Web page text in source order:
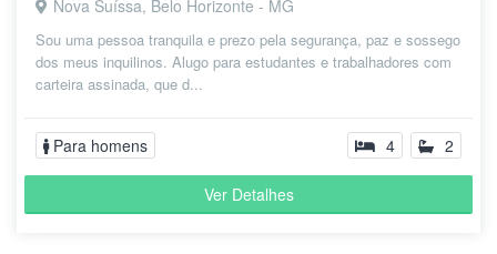
Nova Suíssa, Belo Horizonte - MG
Sou uma pessoa tranquila e prezo pela segurança, paz e sossego
dos meus inquilinos. Alugo para estudantes e trabalhadores com
carteira assinada, que d...
Para homens 4 2
Ver Detalhes